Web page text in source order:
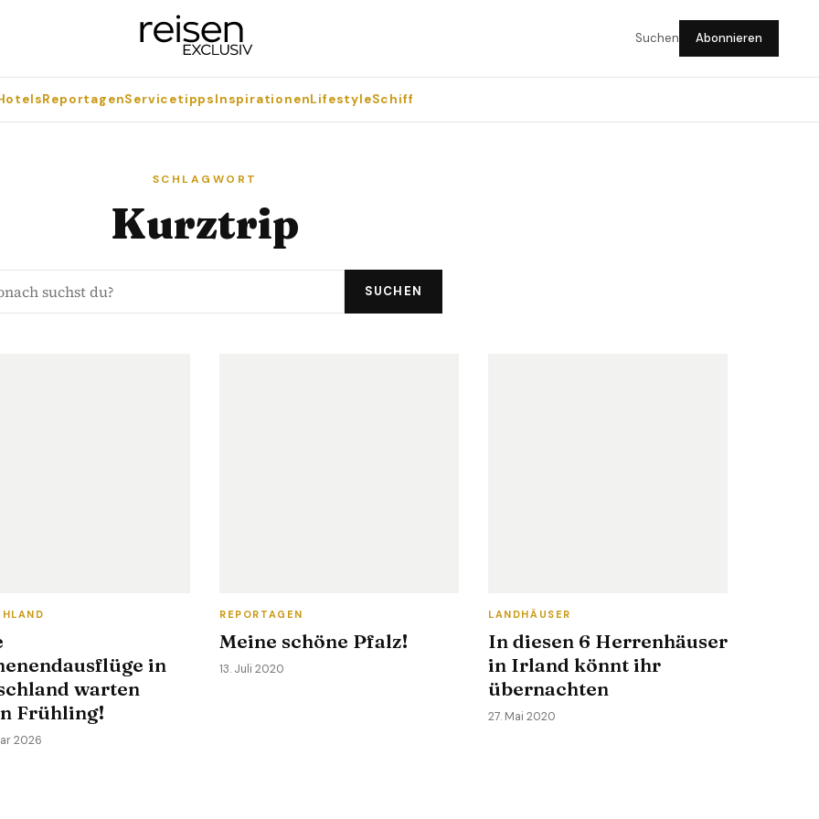
Suchen Abonnieren
ReportagenServicetippsInspirationenLifestyleSchiff
SCHLAGWORT
Kurztrip
SUCHEN
in
warten
Frühling!
2026
REPORTAGEN
Meine schöne Pfalz!
13. Juli 2020
LANDHÄUSER
In diesen 6 Herrenhäuser
in Irland könnt ihr
übernachten
27. Mai 2020